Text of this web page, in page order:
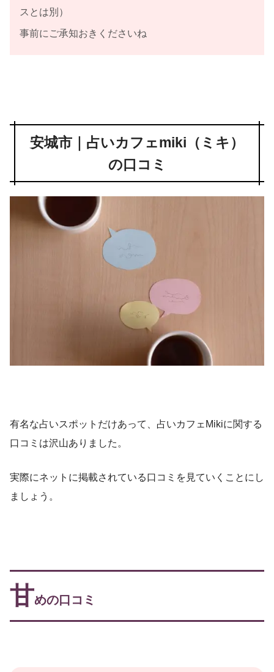
スとは別）
事前にご承知おきくださいね
安城市｜占いカフェmiki（ミキ）
の口コミ
有名な占いスポットだけあって、占いカフェMikiに関する
口コミは沢山ありました。
実際にネットに掲載されている口コミを見ていくことにし
ましょう。
甘めの口コミ